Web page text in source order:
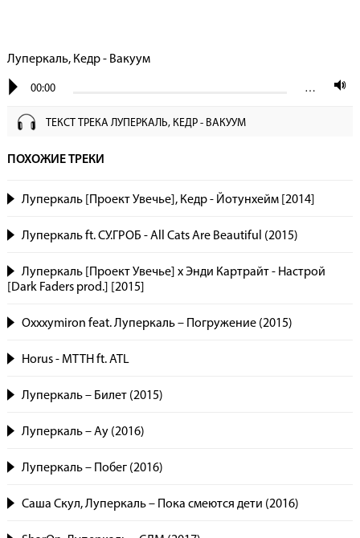
Луперкаль, Кедр - Вакуум
00:00 …
ТЕКСТ ТРЕКА ЛУПЕРКАЛЬ, КЕДР - ВАКУУМ
ПОХОЖИЕ ТРЕКИ
Луперкаль [Проект Увечье], Кедр - Йотунхейм [2014]
Луперкаль ft. СУ.ГРОБ - All Cats Are Beautiful (2015)
Луперкаль [Проект Увечье] х Энди Картрайт - Настрой
[Dark Faders prod.] [2015]
Oxxxymiron feat. Луперкаль – Погружение (2015)
Horus - МТТН ft. ATL
Луперкаль – Билет (2015)
Луперкаль – Ау (2016)
Луперкаль – Побег (2016)
Саша Скул, Луперкаль – Пока смеются дети (2016)